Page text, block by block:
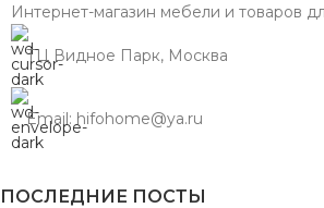
Интернет-магазин мебели и товаров
ТЦ Видное Парк, Москва
Email: hifohome@ya.ru
ПОСЛЕДНИЕ ПОСТЫ